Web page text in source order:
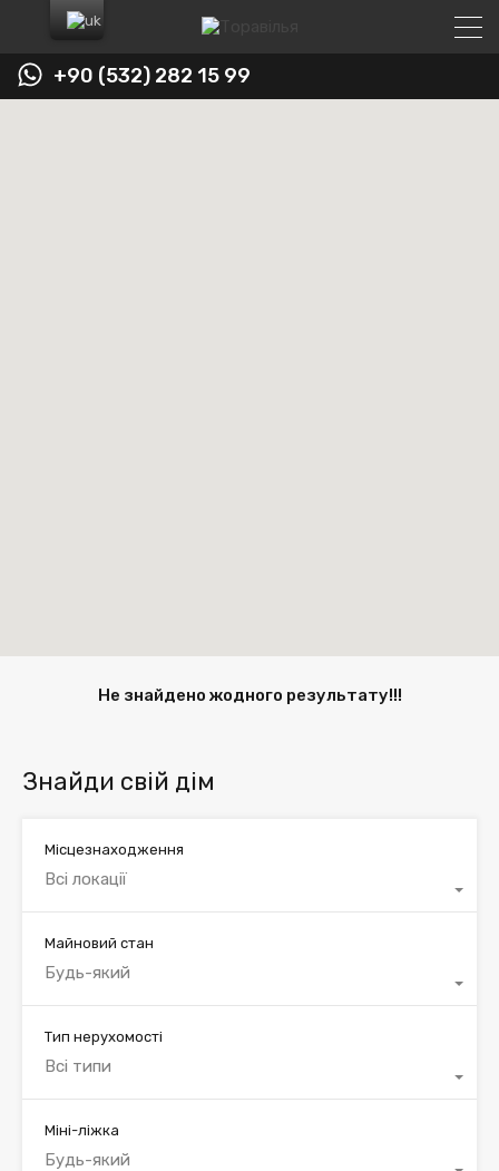
+90 (532) 282 15 99
Не знайдено жодного результату!!!
Знайди свій дім
Місцезнаходження
Всі локації
Майновий стан
Будь-який
Тип нерухомості
Всі типи
Міні-ліжка
Будь-який